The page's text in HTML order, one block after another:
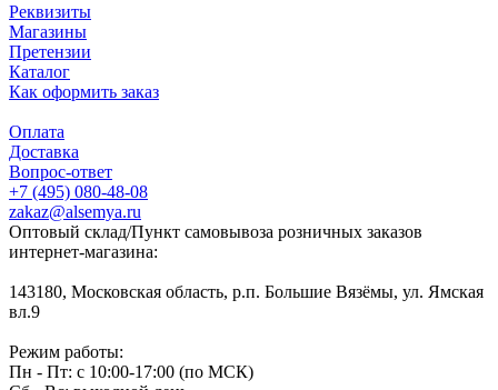
Реквизиты
Магазины
Претензии
Каталог
Как оформить заказ
Оплата
Доставка
Вопрос-ответ
+7 (495) 080-48-08
zakaz@alsemya.ru
Оптовый склад/Пункт самовывоза розничных заказов
интернет-магазина:
143180, Московская область, р.п. Большие Вязёмы, ул. Ямская
вл.9
Режим работы:
Пн - Пт: с 10:00-17:00 (по МСК)